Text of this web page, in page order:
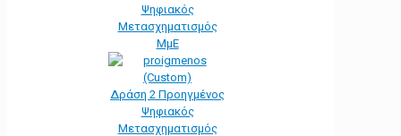
Ψηφιακός
Μετασχηματισμός
ΜμΕ
Δράση 2 Προηγμένος
Ψηφιακός
Μετασχηματισμός